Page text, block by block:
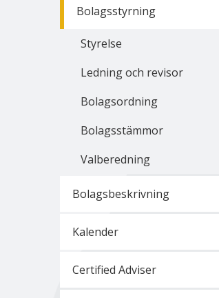
Bolagsstyrning
Styrelse
Ledning och revisor
Bolagsordning
Bolagsstämmor
Valberedning
Bolagsbeskrivning
Kalender
Certified Adviser